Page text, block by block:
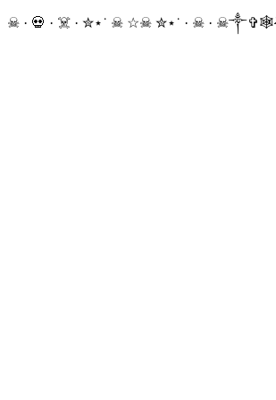
☠ · 💀 · ☠️ · ✮⋆˙ ☠︎︎ ☆☠︎ ✮⋆˙ · ☠︎ ·